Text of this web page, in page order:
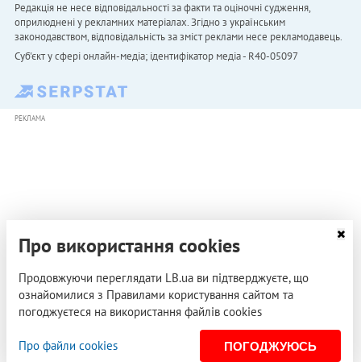
Редакція не несе відповідальності за факти та оціночні судження,
оприлюднені у рекламних матеріалах. Згідно з українським
законодавством, відповідальність за зміст реклами несе рекламодавець.
Cуб'єкт у сфері онлайн-медіа; ідентифікатор медіа - R40-05097
РЕКЛАМА
Про використання cookies
Продовжуючи переглядати LB.ua ви підтверджуєте, що
ознайомилися з Правилами користування сайтом та
погоджуєтеся на використання файлів cookies
Про файли cookies ПОГОДЖУЮСЬ